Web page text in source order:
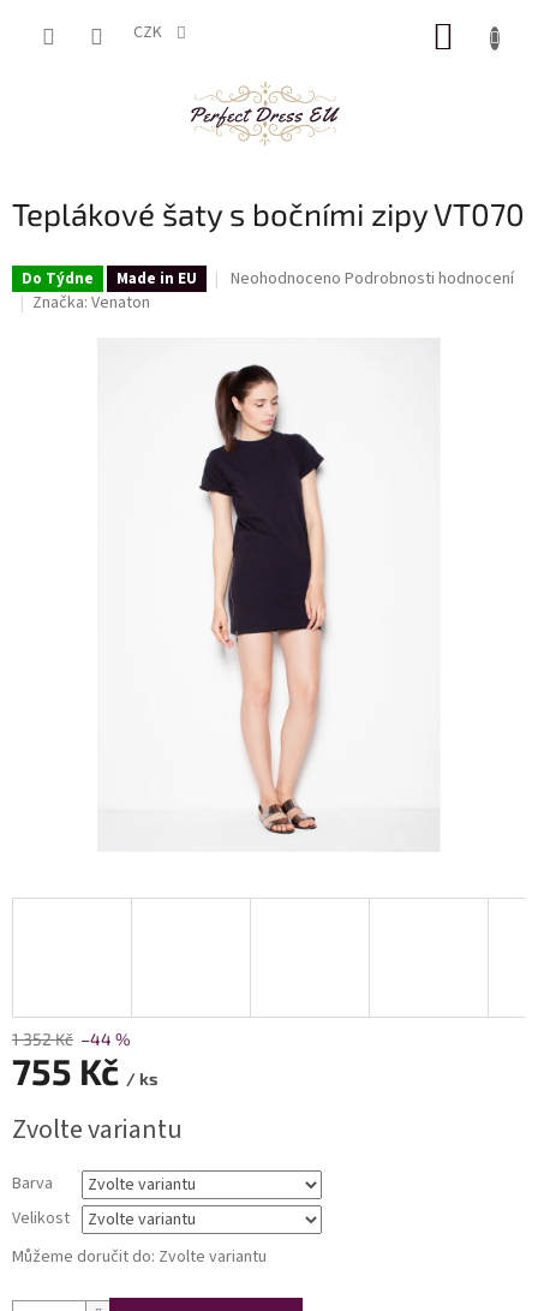
CZK
Teplákové šaty s bočními zipy VT070
Do Týdne Made in EU
Průměrné
0,0
z
5
hvězdiček.
Neohodnoceno Podrobnosti hodnocení
Značka: Venaton
1 352 Kč –44 %
755 Kč / ks
cena:
Zvolte variantu
Barva
Velikost
Můžeme doručit do: Zvolte variantu